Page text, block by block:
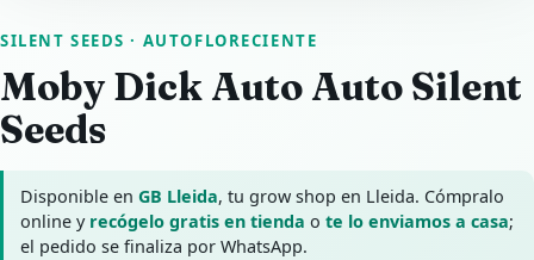
SILENT SEEDS · AUTOFLORECIENTE
Moby Dick Auto Auto Silent
Seeds
Disponible enGB Lleida, tu grow shop en Lleida. Cómpralo
online y recógelo gratis en tienda ote lo enviamos a casa;
el pedido se finaliza por WhatsApp.